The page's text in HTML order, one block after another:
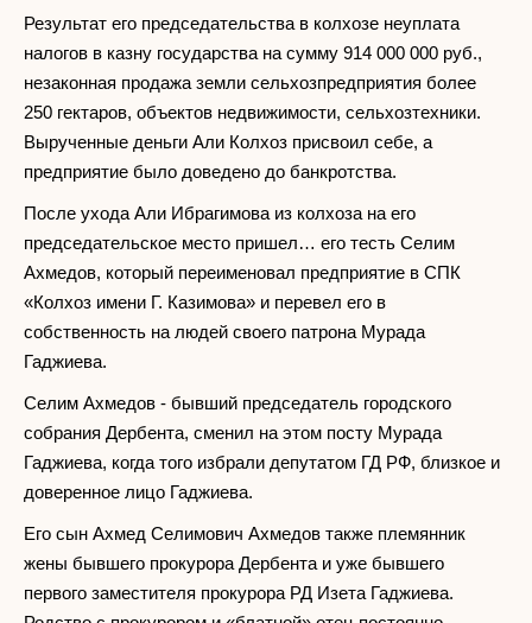
Результат его председательства в колхозе неуплата
налогов в казну государства на сумму 914 000 000 руб.,
незаконная продажа земли сельхозпредприятия более
250 гектаров, объектов недвижимости, сельхозтехники.
Вырученные деньги Али Колхоз присвоил себе, а
предприятие было доведено до банкротства.
После ухода Али Ибрагимова из колхоза на его
председательское место пришел… его тесть Селим
Ахмедов, который переименовал предприятие в СПК
«Колхоз имени Г. Казимова» и перевел его в
собственность на людей своего патрона Мурада
Гаджиева.
Селим Ахмедов - бывший председатель городского
собрания Дербента, сменил на этом посту Мурада
Гаджиева, когда того избрали депутатом ГД РФ, близкое и
доверенное лицо Гаджиева.
Его сын Ахмед Селимович Ахмедов также племянник
жены бывшего прокурора Дербента и уже бывшего
первого заместителя прокурора РД Изета Гаджиева.